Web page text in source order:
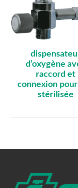
d’oxygène
raccord et
connexion pour
stérilisée